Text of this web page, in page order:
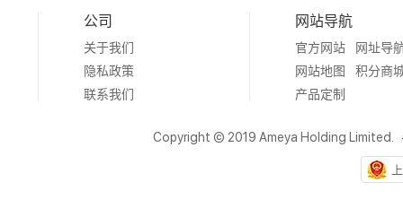
公司
关于我们
隐私政策
联系我们
网站导航
官方网站
网址导
网站地图
积分商
产品定制
Copyright © 2019 Ameya Holding Limited.